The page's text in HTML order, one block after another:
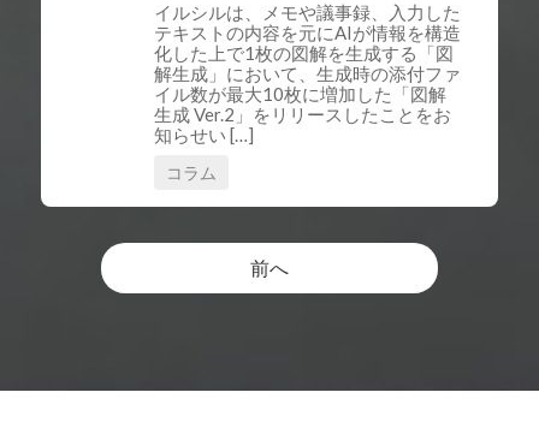
イルシルは、メモや議事録、入力した
テキストの内容を元にAIが情報を構造
化した上で1枚の図解を生成する「図
解生成」において、生成時の添付ファ
イル数が最大10枚に増加した「図解
生成 Ver.2」をリリースしたことをお
知らせい […]
コラム
前へ